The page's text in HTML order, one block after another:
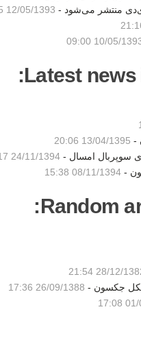
منتشر می‌شود - 12/05/1393 19:35
10/05/1393
Latest news
-
13/04/1395 20:06
سوپربال امسال -24/11/1394 20:17
-
08/11/1394 15:38
Random
28/12/1382
جکسون - 26/09/1388 17:36
01/